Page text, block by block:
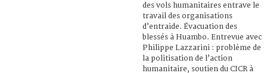
des vols humanitaires entrave le
travail des organisations
d’entraide. Évacuation des
blessés à Huambo. Entrevue avec
Philippe Lazzarini : problème de
la politisation de l’action
humanitaire, soutien du CICR à